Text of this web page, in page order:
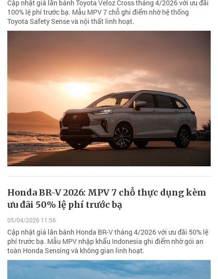
Cập nhật giá lăn bánh Toyota Veloz Cross tháng 4/2026 với ưu đãi
100% lệ phí trước bạ. Mẫu MPV 7 chỗ ghi điểm nhờ hệ thống
Toyota Safety Sense và nội thất linh hoạt.
Honda BR-V 2026: MPV 7 chỗ thực dụng kèm
ưu đãi 50% lệ phí trước bạ
05/04/2026 11:56
Cập nhật giá lăn bánh Honda BR-V tháng 4/2026 với ưu đãi 50% lệ
phí trước bạ. Mẫu MPV nhập khẩu Indonesia ghi điểm nhờ gói an
toàn Honda Sensing và không gian linh hoạt.